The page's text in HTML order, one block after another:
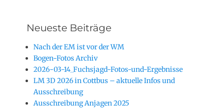
Neueste Beiträge
Nach der EM ist vor der WM
Bogen-Fotos Archiv
2026-03-14_Fuchsjagd-Fotos-und-Ergebnisse
LM 3D 2026 in Cottbus – aktuelle Infos und
Ausschreibung
Ausschreibung Anjagen 2025